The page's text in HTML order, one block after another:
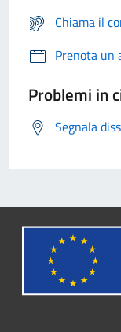
Chiama il
Prenota un
Problemi in
Segnala